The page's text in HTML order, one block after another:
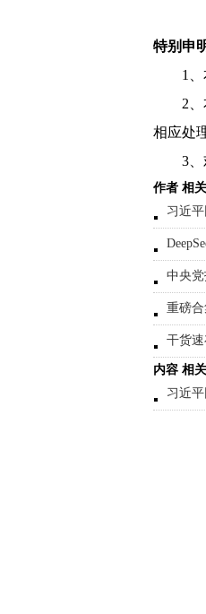
特别申
1
2
相应处
3
作者 相
习近
中央
重磅
干货
内容 相
习近